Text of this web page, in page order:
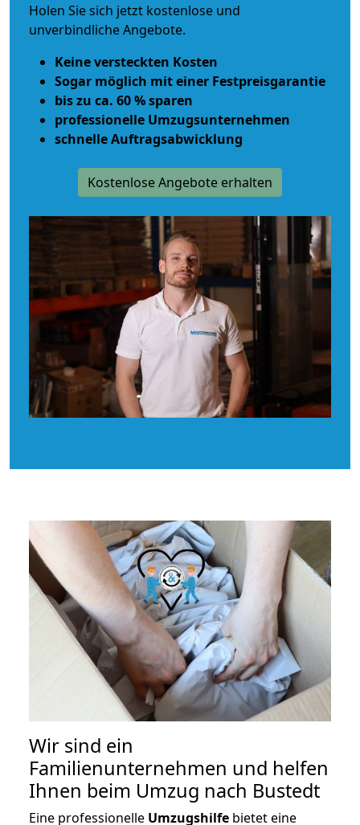
Holen Sie sich jetzt kostenlose und
unverbindliche Angebote.
Keine versteckten Kosten
Sogar möglich mit einer Festpreisgarantie
bis zu ca. 60 % sparen
professionelle Umzugsunternehmen
schnelle Auftragsabwicklung
Kostenlose Angebote erhalten
Wir sind ein
Familienunternehmen und helfen
Ihnen beim Umzug nach Bustedt
Eine professionelle Umzugshilfe bietet eine